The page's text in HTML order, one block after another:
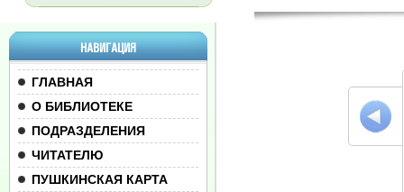
НАВИГАЦИЯ
ГЛАВНАЯ
О БИБЛИОТЕКЕ
ПОДРАЗДЕЛЕНИЯ
ЧИТАТЕЛЮ
ПУШКИНСКАЯ КАРТА